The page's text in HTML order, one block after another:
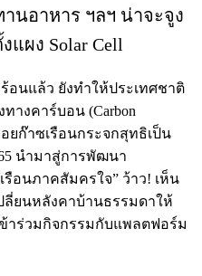
นอาหาร ฯลฯ น่าจะจูง
ผง Solar Cell
นแล้ว ยังทำให้ประเทศชาติ
างคาร์บอน (Carbon
อยก๊าซเรือนกระจกสุทธิเป็น
นำมาสู่การพัฒนา
อนภาคสัมครใจ” ว้าว! เห็น
ลี่ยนหลังคาบ้านธรรมดาให้
ข้าร่วมกิจกรรมกับแพลตฟอร์ม